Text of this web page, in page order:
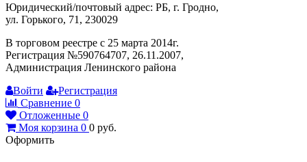
Юридический/почтовый адрес: РБ, г. Гродно,
ул. Горького, 71, 230029
В торговом реестре с 25 марта 2014г.
Регистрация №590764707, 26.11.2007,
Администрация Ленинского района
Войти
Регистрация
Сравнение 0
Отложенные 0
Моя корзина 0 0 руб.
Оформить